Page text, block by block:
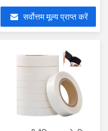
सर्वोत्तम मूल्य प्राप्त करें